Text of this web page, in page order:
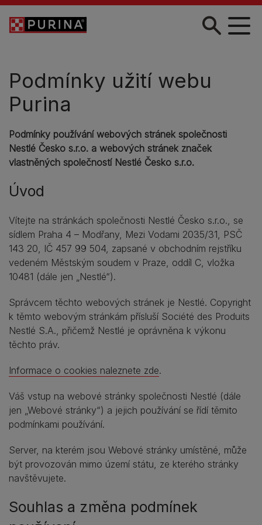
Skip to main content
Podmínky užití webu
Purina
Podmínky používání webových stránek společnosti
Nestlé Česko s.r.o. a webových stránek značek
vlastněných společností Nestlé Česko s.r.o.
Úvod
Vítejte na stránkách společnosti Nestlé Česko s.r.o., se
sídlem Praha 4 – Modřany, Mezi Vodami 2035/31, PSČ
143 20, IČ 457 99 504, zapsané v obchodním rejstříku
vedeném Městským soudem v Praze, oddíl C, vložka
10481 (dále jen „Nestlé“).
Správcem těchto webových stránek je Nestlé. Copyright
k těmto webovým stránkám přísluší Société des Produits
Nestlé S.A., přičemž Nestlé je oprávněna k výkonu
těchto práv.
Informace o cookies naleznete zde.
Váš vstup na webové stránky společnosti Nestlé (dále
jen „Webové stránky“) a jejich používání se řídí těmito
podmínkami používání.
Server, na kterém jsou Webové stránky umístěné, může
být provozován mimo území státu, ze kterého stránky
navštěvujete.
Souhlas a změna podmínek